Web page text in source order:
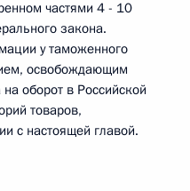
частями 4 - 10
закона.
у таможенного
освобождающим
оборот в Российской
товаров,
с настоящей главой.